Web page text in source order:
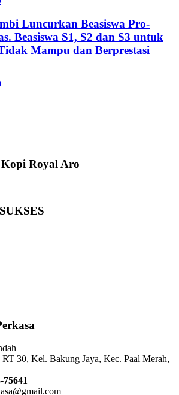
Luncurkan Beasiswa Pro-
Beasiswa S1, S2 dan S3 untuk
Mampu dan Berprestasi
Royal Aro
RT 30, Kel. Bakung Jaya, Kec. Paal Merah,
75641